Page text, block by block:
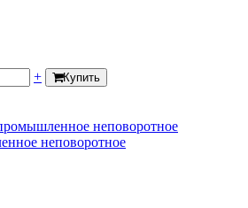
+ Купить
неповоротное